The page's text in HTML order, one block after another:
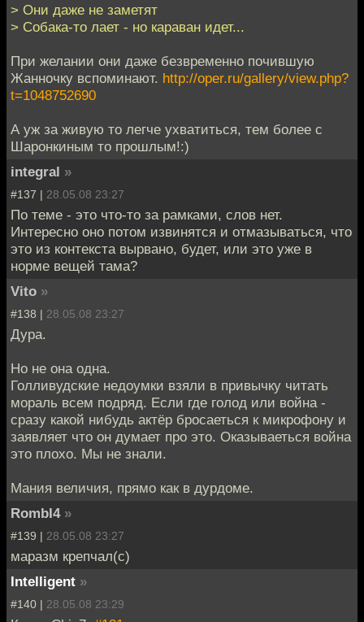
> Они даже не заметят
> Собака-то лает - но караван идет...
При желании они даже безвременно почившую
Жанночку вспоминают. http://oper.ru/gallery/view.php?
t=1048752690
А уж за живую то легче ухватиться, тем более с
Шаронкиным то прошлым!:)
integral »
#137 | 28.05.08 23:27
По теме - это что-то за рамками, слов нет.
Интересно оно потом извинятся и отмазываться, что
это из контекста вырвано, будет, или это уже в
норме вещей тама?
Vito »
#138 | 28.05.08 23:27
Дура.
Но не она одна.
Голливудские недоумки взяли в привычку читать
мораль всем подряд. Если где голод или война -
сразу какой нибудь актёр бросаеться к микрофону и
заявляет что он думает про это. Оказываеться война
это плохо. Мы не знали.
Мания величия, прямо как в дурдоме.
RombI4 »
#139 | 28.05.08 23:27
маразм крепчал(с)
Intelligent »
#140 | 28.05.08 23:29